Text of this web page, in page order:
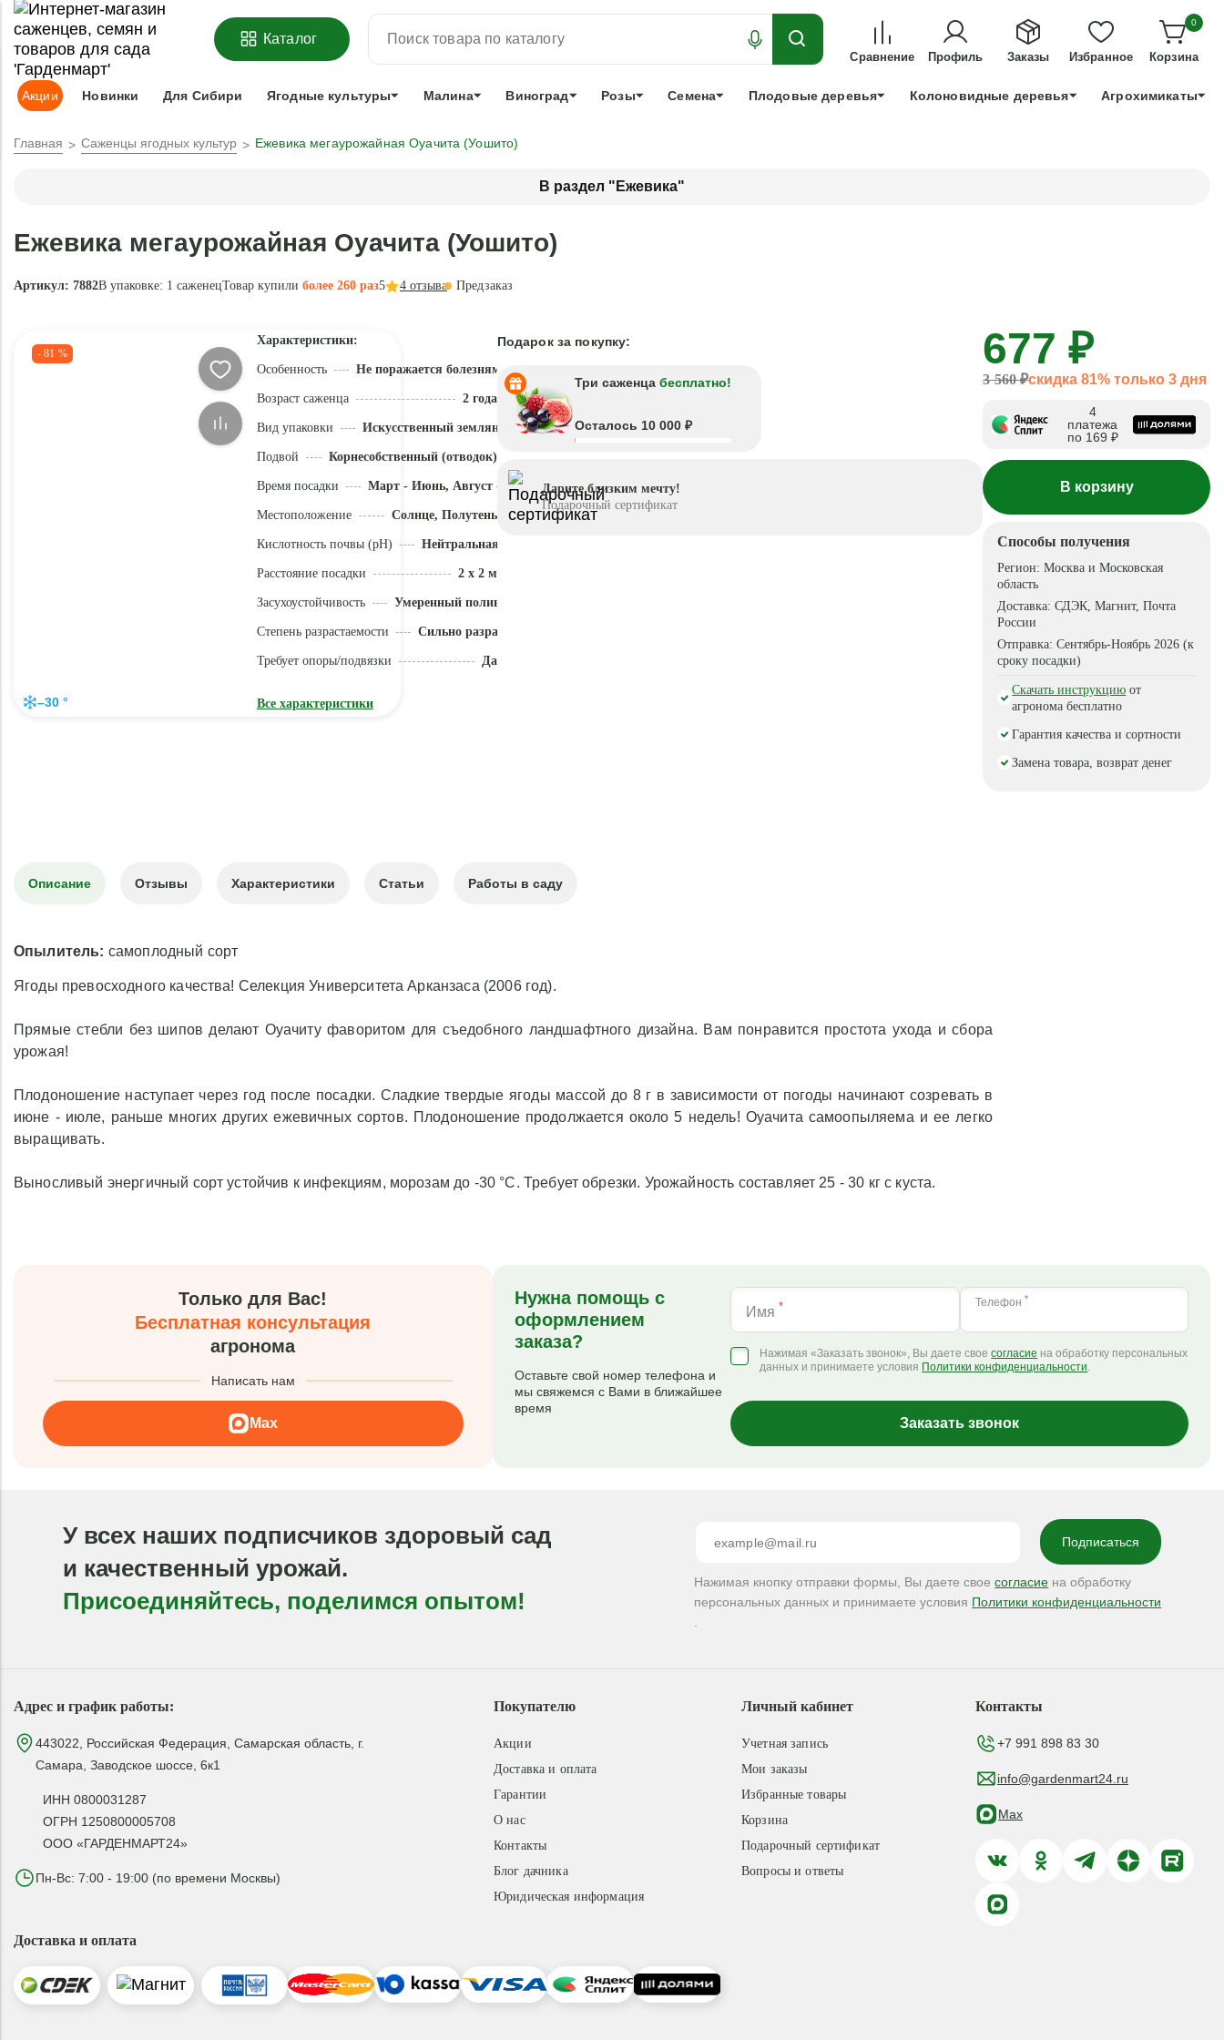
ОФОРМИТЬПРЕДЗАКАЗ =ЗАБРОНИРОВАТЬЛУЧШЕЕ ДЛЯ ТЕХ, КТО УСПЕЕТ!
Адрес доставки:Москва Доставка и оплата Гарантии +7 991 898 83 30
Каталог
Сравнение Профиль Заказы Избранное
0
Корзина
Акции Новинки Для Сибири Ягодные культуры Малина Виноград Розы Семена Плодовые деревья Колоновидные деревья Агрохимикаты
Главная Саженцы ягодных культур Ежевика мегаурожайная Оуачита (Уошито)
В раздел "Ежевика"
Ежевика мегаурожайная Оуачита (Уошито)
Артикул: 7882В упаковке: 1 саженецТовар купили более 260 раз5 4 отзыва Предзаказ
- 81 %
–30 °
Характеристики:
Особенность Не поражается болезнями
Возраст саженца 2 года
Вид упаковки Искусственный земляной ком
Подвой Корнесобственный (отводок)
Время посадки Март - Июнь, Август - Октябрь
Местоположение Солнце, Полутень
Кислотность почвы (pH) Нейтральная (5,5 - 7)
Расстояние посадки 2 x 2 м
Засухоустойчивость Умеренный полив
Степень разрастаемости Сильно разрастается
Требует опоры/подвязки Да
Все характеристики
Подарок за покупку:
Три саженца бесплатно!
Осталось 10 000 ₽
Дарите близким мечту!
Подарочный сертификат
677 ₽
3 560 ₽скидка 81% только 3 дня
4
платежа
по 169 ₽
В корзину
Способы получения
Регион:Москва и Московская
область
Доставка:СДЭК, Магнит, Почта
России
Отправка:Сентябрь-Ноябрь 2026 (к
сроку посадки)
Скачать инструкцию от
агронома бесплатно
Гарантия качества и сортности
Замена товара, возврат денег
Описание Отзывы Характеристики Статьи Работы в саду
Опылитель: самоплодный сорт
Ягоды превосходного качества! Селекция Университета Арканзаса (2006 год).
Прямые стебли без шипов делают Оуачиту фаворитом для съедобного ландшафтного дизайна. Вам понравится простота ухода и сбора
урожая!
Плодоношение наступает через год после посадки. Сладкие твердые ягоды массой до 8 г в зависимости от погоды начинают созревать в
июне - июле, раньше многих других ежевичных сортов. Плодоношение продолжается около 5 недель! Оуачита самоопыляема и ее легко
выращивать.
Выносливый энергичный сорт устойчив к инфекциям, морозам до -30 °C. Требует обрезки. Урожайность составляет 25 - 30 кг с куста.
Только для Вас!
Бесплатная консультация
агронома
Написать нам
Max
Нужна помощь с
оформлением
заказа?
Оставьте свой номер телефона и
мы свяжемся с Вами в ближайшее
время
Имя * Телефон *
Нажимая «Заказать звонок», Вы даете своесогласие на обработку персональных
данных и принимаете условия Политики конфиденциальности.
Заказать звонок
У всех наших подписчиков здоровый сад
и качественный урожай.
Присоединяйтесь, поделимся опытом!
Нажимая кнопку отправки формы, Вы даете своесогласие на обработку
персональных данных и принимаете условия Политики конфиденциальности
Адрес и график работы:
443022, Российская Федерация, Самарская область, г.
Самара, Заводское шоссе, 6к1
ИНН 0800031287
ОГРН 1250800005708
ООО «ГАРДЕНМАРТ24»
Пн-Вс: 7:00 - 19:00 (по времени Москвы)
Покупателю
Акции
Доставка и оплата
Гарантии
О нас
Контакты
Блог дачника
Юридическая информация
Личный кабинет
Учетная запись
Мои заказы
Избранные товары
Корзина
Подарочный сертификат
Вопросы и ответы
Контакты
+7 991 898 83 30
info@gardenmart24.ru
Max
Доставка и оплата